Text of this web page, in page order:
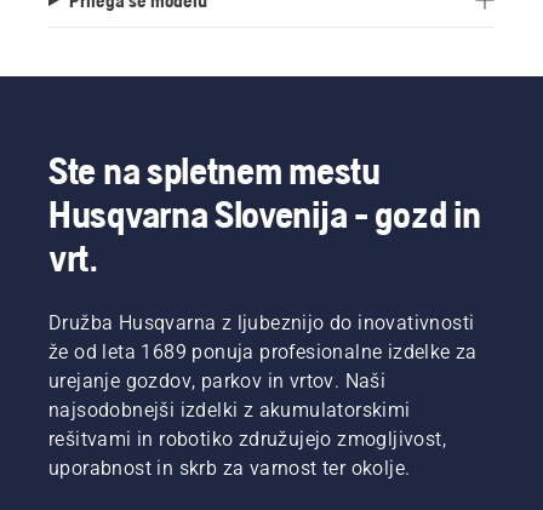
Ste na spletnem mestu
Husqvarna Slovenija - gozd in
vrt.
Družba Husqvarna z ljubeznijo do inovativnosti
že od leta 1689 ponuja profesionalne izdelke za
urejanje gozdov, parkov in vrtov. Naši
najsodobnejši izdelki z akumulatorskimi
rešitvami in robotiko združujejo zmogljivost,
uporabnost in skrb za varnost ter okolje.